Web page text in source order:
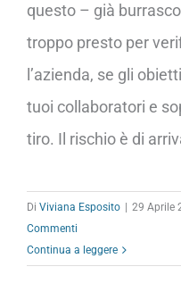
questo – già
troppo presto per
l’azienda, se gli
tuoi collaboratori e
tiro. Il rischio è di
Di Viviana Esposito 29 Aprile
Commenti
Continua a leggere